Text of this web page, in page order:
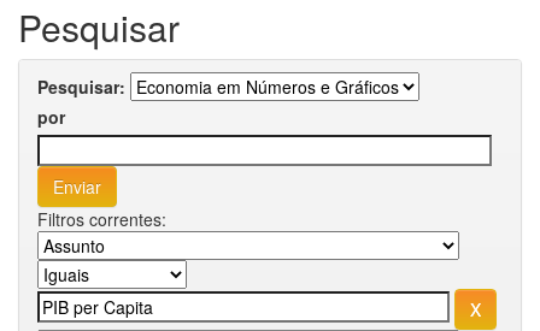
Pesquisar
Pesquisar:
por
Filtros correntes: